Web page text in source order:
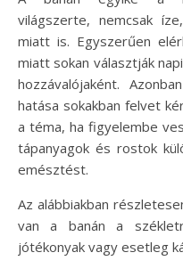
világszerte, nemcsak
miatt is. Egyszerűen
miatt sokan választják
hozzávalójaként.
hatása sokakban felvet
a téma, ha figyelembe
tápanyagok és rostok
emésztést.
Az alábbiakban
van a banán a
jótékonyak vagy esetleg